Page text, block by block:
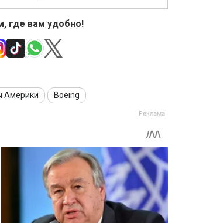
где вам удобно!
Америки Boeing